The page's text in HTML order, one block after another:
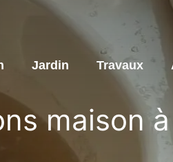
Jardin Travaux
maison